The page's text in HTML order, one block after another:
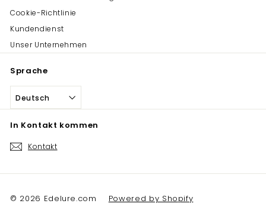
Cookie-Richtlinie
Kundendienst
Unser Unternehmen
Sprache
Deutsch
In Kontakt kommen
Kontakt
© 2026 Edelure.com Powered by Shopify